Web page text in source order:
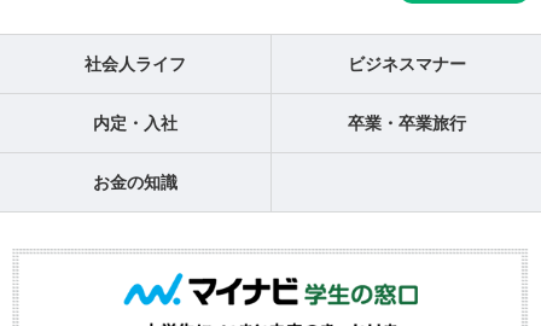
社会人ライフ ビジネスマナー
内定・入社 卒業・卒業旅行
お金の知識